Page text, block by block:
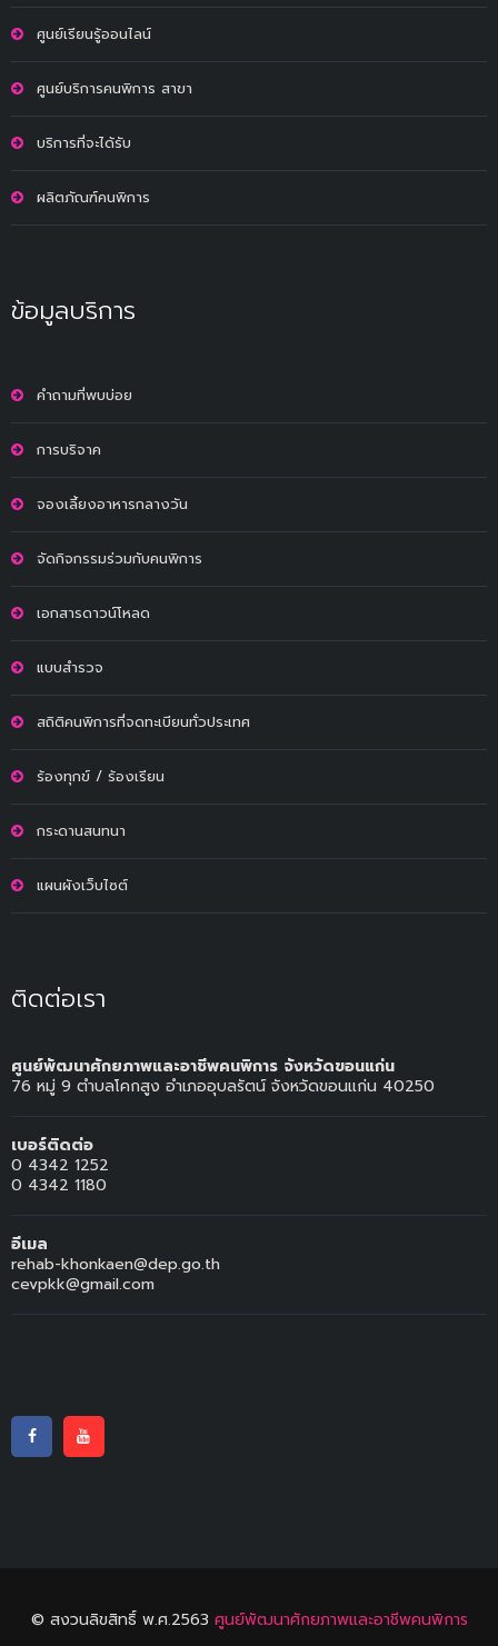
ศูนย์เรียนรู้ออนไลน์
ศูนย์บริการคนพิการ สาขา
บริการที่จะได้รับ
ผลิตภัณฑ์คนพิการ
ข้อมูลบริการ
คำถามที่พบบ่อย
การบริจาค
จองเลี้ยงอาหารกลางวัน
จัดกิจกรรมร่วมกับคนพิการ
เอกสารดาวน์โหลด
แบบสำรวจ
สถิติคนพิการที่จดทะเบียนทั่วประเทศ
ร้องทุกข์ / ร้องเรียน
กระดานสนทนา
แผนผังเว็บไซต์
ติดต่อเรา
ศูนย์พัฒนาศักยภาพและอาชีพคนพิการ จังหวัดขอนแก่น
76 หมู่ 9 ตำบลโคกสูง อำเภออุบลรัตน์ จังหวัดขอนแก่น 40250
เบอร์ติดต่อ
0 4342 1252
0 4342 1180
อีเมล
rehab-khonkaen@dep.go.th
cevpkk@gmail.com
© สงวนลิขสิทธิ์ พ.ศ.2563 ศูนย์พัฒนาศักยภาพและอาชีพคนพิการ